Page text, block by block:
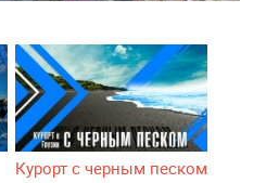
Курорт с черным песком